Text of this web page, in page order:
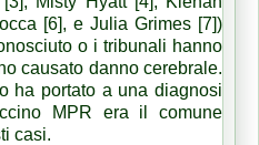
[6], e Julia Grimes [7])
o i tribunali hanno
causato danno cerebrale.
ha portato a una diagnosi
MPR era il comune
casi.